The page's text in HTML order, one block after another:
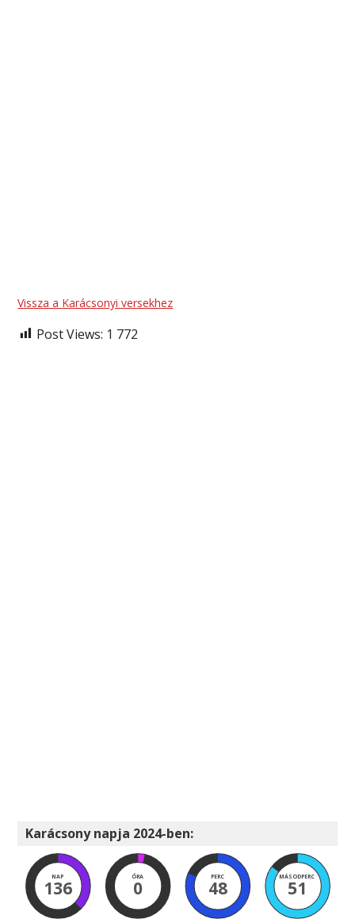
Vissza a Karácsonyi versekhez
Post Views: 1 772
Karácsony napja 2024-ben:
NAP
136
ÓRA
0
PERC
48
MÁSODPERC
50